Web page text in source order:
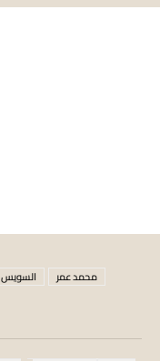
السويس
محمد عمر